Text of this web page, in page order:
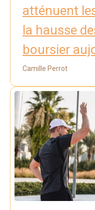
atténuent
la hausse
boursier
Camille Perrot